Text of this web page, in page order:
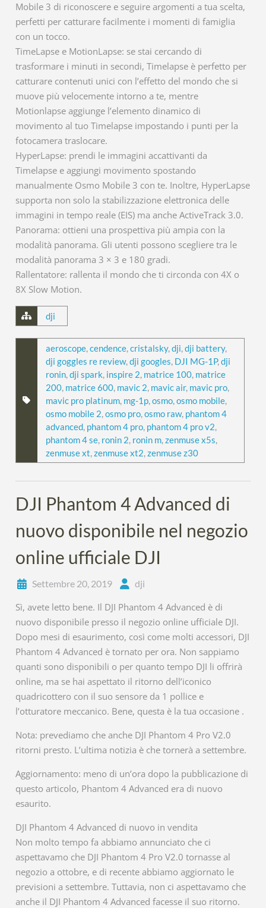
Mobile 3 di riconoscere e seguire argomenti a tua scelta,
perfetti per catturare facilmente i momenti di famiglia
con un tocco.
TimeLapse e MotionLapse: se stai cercando di
trasformare i minuti in secondi, Timelapse è perfetto per
catturare contenuti unici con l’effetto del mondo che si
muove più velocemente intorno a te, mentre
Motionlapse aggiunge l’elemento dinamico di
movimento al tuo Timelapse impostando i punti per la
fotocamera traslocare.
HyperLapse: prendi le immagini accattivanti da
Timelapse e aggiungi movimento spostando
manualmente Osmo Mobile 3 con te. Inoltre, HyperLapse
supporta non solo la stabilizzazione elettronica delle
immagini in tempo reale (EIS) ma anche ActiveTrack 3.0.
Panorama: ottieni una prospettiva più ampia con la
modalità panorama. Gli utenti possono scegliere tra le
modalità panorama 3 × 3 e 180 gradi.
Rallentatore: rallenta il mondo che ti circonda con 4X o
8X Slow Motion.
dji
aeroscope,cendence,cristalsky,dji,dji battery,
dji goggles re review,dji googles, DJI MG-1P,dji
ronin,dji spark, inspire 2, matrice 100, matrice
200, matrice 600, mavic 2, mavic air, mavic pro,
mavic pro platinum, mg-1p,osmo,osmo mobile,
osmo mobile 2,osmo pro,osmo raw, phantom 4
advanced, phantom 4 pro, phantom 4 pro v2,
phantom 4 se, ronin 2, ronin m,zenmuse x5s,
zenmuse xt,zenmuse xt2,zenmuse z30
DJI Phantom 4 Advanced di
nuovo disponibile nel negozio
online ufficiale DJI
Settembre 20, 2019 dji
Sì, avete letto bene. Il DJI Phantom 4 Advanced è di
nuovo disponibile presso il negozio online ufficiale DJI.
Dopo mesi di esaurimento, così come molti accessori, DJI
Phantom 4 Advanced è tornato per ora. Non sappiamo
quanti sono disponibili o per quanto tempo DJI li offrirà
online, ma se hai aspettato il ritorno dell’iconico
quadricottero con il suo sensore da 1 pollice e
l’otturatore meccanico. Bene, questa è la tua occasione .
Nota: prevediamo che anche DJI Phantom 4 Pro V2.0
ritorni presto. L’ultima notizia è che tornerà a settembre.
Aggiornamento: meno di un’ora dopo la pubblicazione di
questo articolo, Phantom 4 Advanced era di nuovo
esaurito.
DJI Phantom 4 Advanced di nuovo in vendita
Non molto tempo fa abbiamo annunciato che ci
aspettavamo che DJI Phantom 4 Pro V2.0 tornasse al
negozio a ottobre, e di recente abbiamo aggiornato le
previsioni a settembre. Tuttavia, non ci aspettavamo che
anche il DJI Phantom 4 Advanced facesse il suo ritorno.